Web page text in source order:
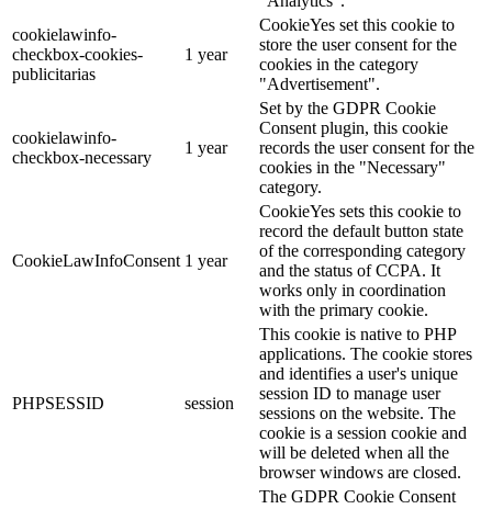
cookielawinfo-
checkbox-cookies-
publicitarias
1 year
CookieYes set this cookie to
store the user consent for the
cookies in the category
"Advertisement".
cookielawinfo-
checkbox-necessary
1 year
Set by the GDPR Cookie
Consent plugin, this cookie
records the user consent for the
cookies in the "Necessary"
category.
CookieLawInfoConsent 1 year
CookieYes sets this cookie to
record the default button state
of the corresponding category
and the status of CCPA. It
works only in coordination
with the primary cookie.
PHPSESSID session
This cookie is native to PHP
applications. The cookie stores
and identifies a user's unique
session ID to manage user
sessions on the website. The
cookie is a session cookie and
will be deleted when all the
browser windows are closed.
The GDPR Cookie Consent